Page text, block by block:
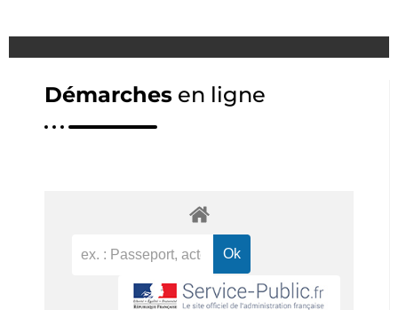
Démarches en ligne